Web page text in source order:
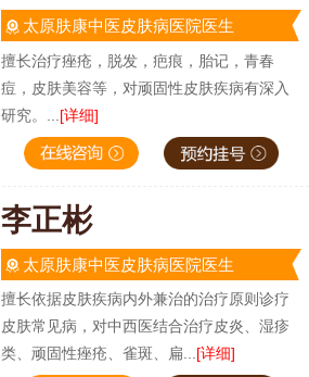
太原肤康中医皮肤病医院医生
擅长治疗痤疮，脱发，疤痕，胎记，青春
痘，皮肤美容等，对顽固性皮肤疾病有深入
研究。... [详细]
李正彬
太原肤康中医皮肤病医院医生
擅长依据皮肤疾病内外兼治的治疗原则诊疗
皮肤常见病，对中西医结合治疗皮炎、湿疹
类、顽固性痤疮、雀斑、扁...[详细]